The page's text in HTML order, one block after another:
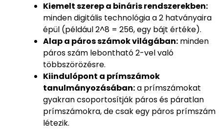
Kiemelt szerep a bináris rendszerekben:
minden digitális technológia a 2 hatványaira
épül (például 2^8 = 256, egy bájt értéke).
Alap a páros számok világában: minden
páros szám lebontható 2-vel való
többszörözésre.
Kiindulópont a prímszámok
tanulmányozásában:a prímszámokat
gyakran csoportosítják páros és páratlan
prímszámokra, de csak egy páros prímszám
létezik.